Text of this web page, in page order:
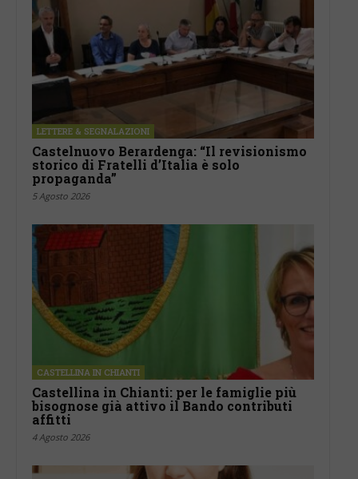
LETTERE & SEGNALAZIONI
Castelnuovo Berardenga: “Il revisionismo
storico di Fratelli d’Italia è solo
propaganda”
5 Agosto 2026
CASTELLINA IN CHIANTI
Castellina in Chianti: per le famiglie più
bisognose già attivo il Bando contributi
affitti
4 Agosto 2026